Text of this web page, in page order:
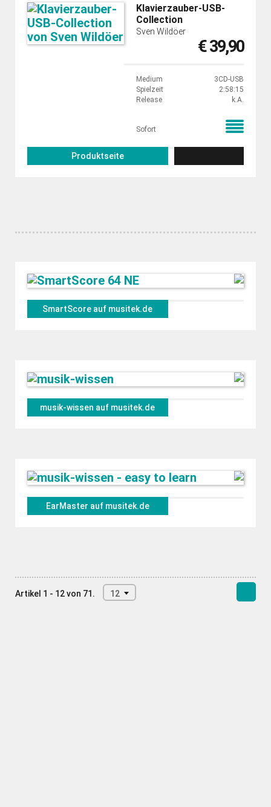
Klavierzauber-USB-
Collection
Sven Wildöer
€ 39,90
Medium
3CD-USB
Spielzeit
2:58:15
Release
k.A.
Sofort
Produktseite
SmartScore auf musitek.de
musik-wissen auf musitek.de
EarMaster auf musitek.de
Artikel 1 - 12 von 71. 12